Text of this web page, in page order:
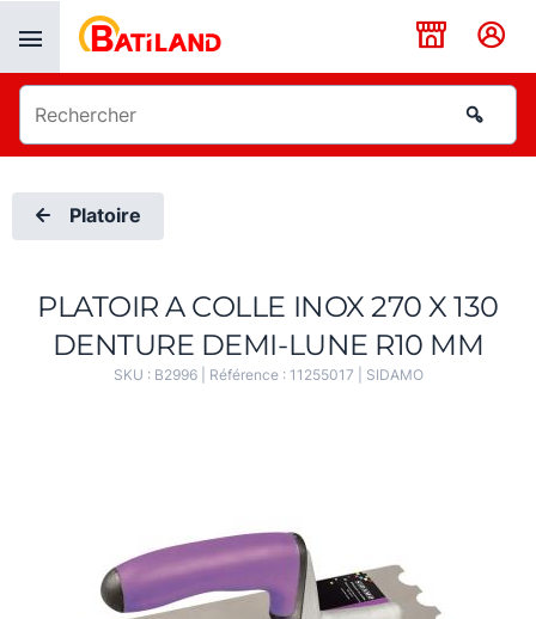
Platoire
PLATOIR A COLLE INOX 270 X 130
DENTURE DEMI-LUNE R10 MM
SKU : B2996| Référence : 11255017 SIDAMO
Panneau de gestion des cookies